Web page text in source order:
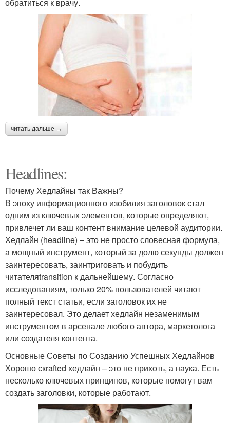
читать дальше →
Headlines:
Почему Хедлайны так Важны?
В эпоху информационного изобилия заголовок стал
одним из ключевых элементов, которые определяют,
привлечет ли ваш контент внимание целевой аудитории.
Хедлайн (headline) – это не просто словесная формула,
а мощный инструмент, который за долю секунды должен
заинтересовать, заинтриговать и побудить
читателяtransition к дальнейшему. Согласно
исследованиям, только 20% пользователей читают
полный текст статьи, если заголовок их не
заинтересовал. Это делает хедлайн незаменимым
инструментом в арсенале любого автора, маркетолога
или создателя контента.
Основные Советы по Созданию Успешных Хедлайнов
Хорошо скrafted хедлайн – это не прихоть, а наука. Есть
несколько ключевых принципов, которые помогут вам
создать заголовки, которые работают.